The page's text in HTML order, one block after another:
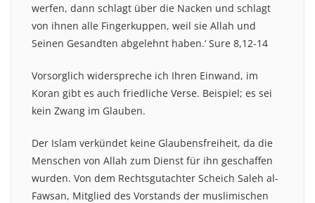
werfen, dann schlagt über die Nacken und schlagt
von ihnen alle Fingerkuppen, weil sie Allah und
Seinen Gesandten abgelehnt haben.‘ Sure 8,12-14
Vorsorglich widerspreche ich Ihren Einwand, im
Koran gibt es auch friedliche Verse. Beispiel; es sei
kein Zwang im Glauben.
Der Islam verkündet keine Glaubensfreiheit, da die
Menschen von Allah zum Dienst für ihn geschaffen
wurden. Von dem Rechtsgutachter Scheich Saleh al-
Fawsan, Mitglied des Vorstands der muslimischen